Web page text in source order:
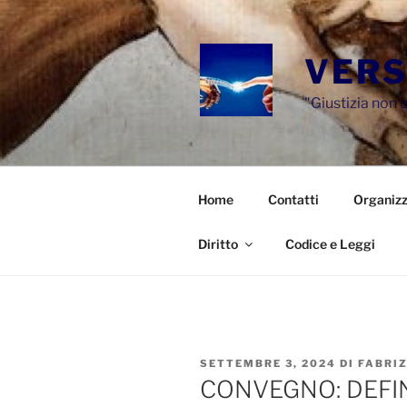
Salta
al
contenuto
"Giustizia non
Home Contatti
Diritto Codice e Leggi
PUBBLICATO
IL
SETTEMBRE 3, 2024 DI
CONVEGNO: